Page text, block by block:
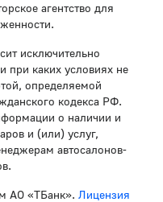
агентство для
исключительно
при каких условиях не
определяемой
кодекса РФ.
о наличии и
и (или) услуг,
автосалонов-
АО «ТБанк». Лицензия